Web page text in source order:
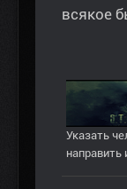
всякое
Указать
направить